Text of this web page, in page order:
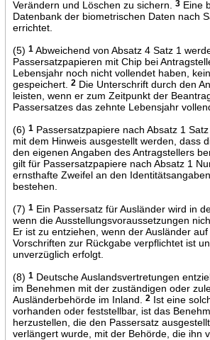
Verändern und Löschen zu sichern.
3Eine
Datenbank der biometrischen Daten nach
errichtet.
(5) 1Abweichend von Absatz 4 Satz 1
Passersatzpapieren mit Chip bei
Lebensjahr noch nicht vollendet haben,
gespeichert.
2Die Unterschrift durch den
leisten, wenn er zum Zeitpunkt der
Passersatzes das zehnte Lebensjahr
(6) 1Passersatzpapiere nach Absatz 1
mit dem Hinweis ausgestellt werden, dass
den eigenen Angaben des Antragstellers
gilt für Passersatzpapiere nach Absatz 1
ernsthafte Zweifel an den
bestehen.
(7) 1Ein Passersatz für Ausländer wird in
wenn die Ausstellungsvoraussetzungen
Er ist zu entziehen, wenn der Ausländer
Vorschriften zur Rückgabe verpflichtet ist
unverzüglich erfolgt.
(8) 1Deutsche Auslandsvertretungen
im Benehmen mit der zuständigen oder
Ausländerbehörde im Inland.
2Ist eine
vorhanden oder feststellbar, ist das
herzustellen, die den Passersatz
verlängert wurde, mit der Behörde, die ihn